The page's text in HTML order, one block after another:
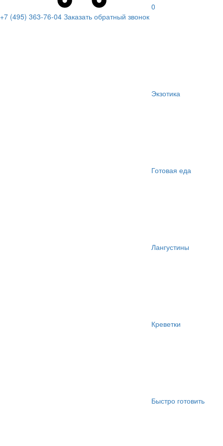
0
+7 (495) 363-76-04 Заказать обратный звонок
Экзотика
Готовая еда
Лангустины
Креветки
Быстро готовить